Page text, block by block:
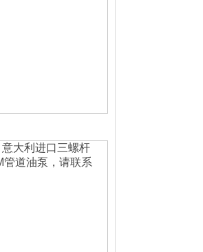
大利进口三螺杆
道油泵，请联系